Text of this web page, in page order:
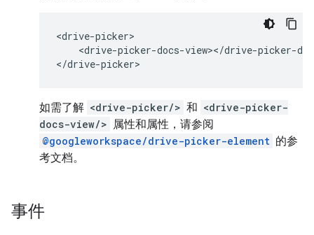
<drive-picker>
<drive-picker-docs-view></drive-picker-
如需了解 <drive-picker/> 和 <drive-picker-
docs-view/> 属性和属性，请参阅
@googleworkspace/drive-picker-element 的参
考文档。
事件